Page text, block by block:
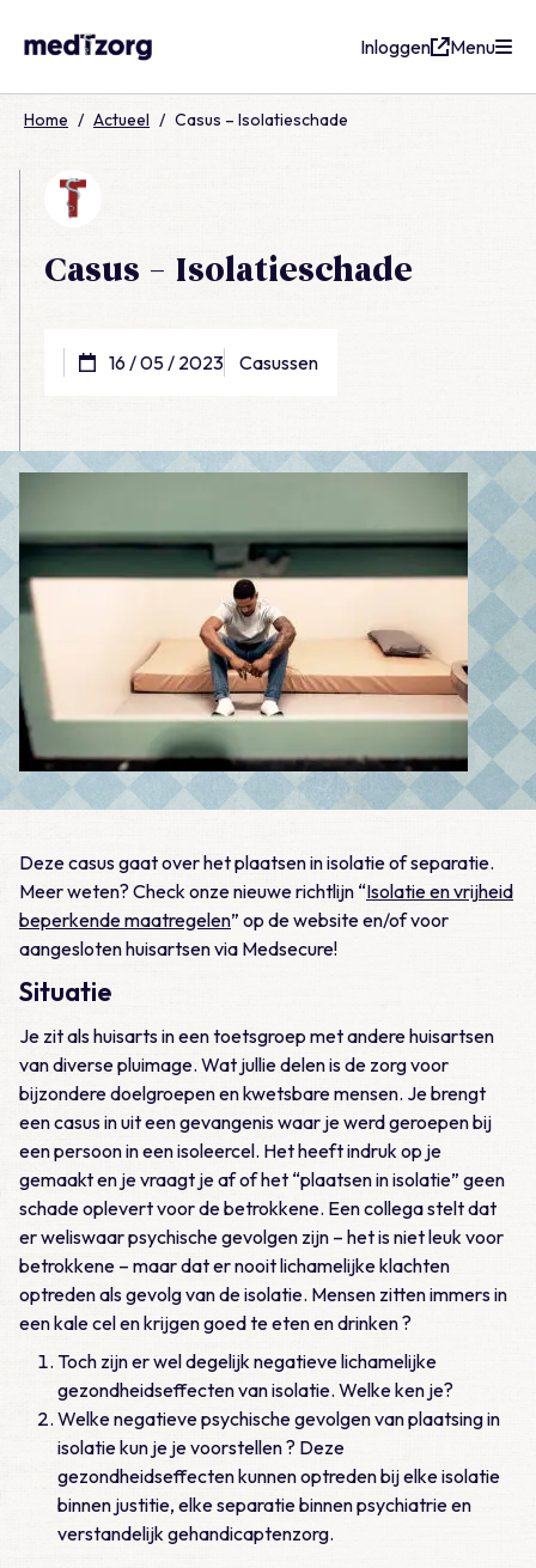
Inloggen Menu
Home / Actueel / Casus – Isolatieschade
Casus – Isolatieschade
16 / 05 / 2023 Casussen
Deze casus gaat over het plaatsen in isolatie of separatie.
Meer weten? Check onze nieuwe richtlijn “Isolatie en vrijheid
beperkende maatregelen” op de website en/of voor
aangesloten huisartsen via Medsecure!
Situatie
Je zit als huisarts in een toetsgroep met andere huisartsen
van diverse pluimage. Wat jullie delen is de zorg voor
bijzondere doelgroepen en kwetsbare mensen. Je brengt
een casus in uit een gevangenis waar je werd geroepen bij
een persoon in een isoleercel. Het heeft indruk op je
gemaakt en je vraagt je af of het “plaatsen in isolatie” geen
schade oplevert voor de betrokkene. Een collega stelt dat
er weliswaar psychische gevolgen zijn – het is niet leuk voor
betrokkene – maar dat er nooit lichamelijke klachten
optreden als gevolg van de isolatie. Mensen zitten immers in
een kale cel en krijgen goed te eten en drinken ?
Toch zijn er wel degelijk negatieve lichamelijke
gezondheidseffecten van isolatie. Welke ken je?
Welke negatieve psychische gevolgen van plaatsing in
isolatie kun je je voorstellen ? Deze
gezondheidseffecten kunnen optreden bij elke isolatie
binnen justitie, elke separatie binnen psychiatrie en
verstandelijk gehandicaptenzorg.